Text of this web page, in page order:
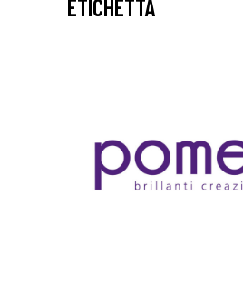
ETICHETTA